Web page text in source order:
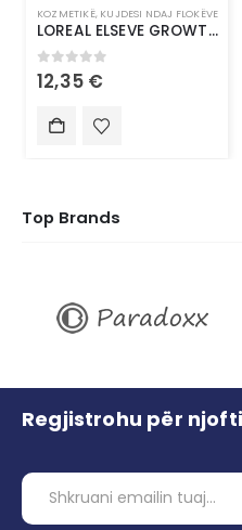
KOZMETIKË, KUJDESI NDAJ FLOKËVE
LOREAL ELSEVE GROWTH BOOSTER ANTI FALL SCALP SERUM
0out of 5
12,35 €
Top Brands
Regjistrohu për